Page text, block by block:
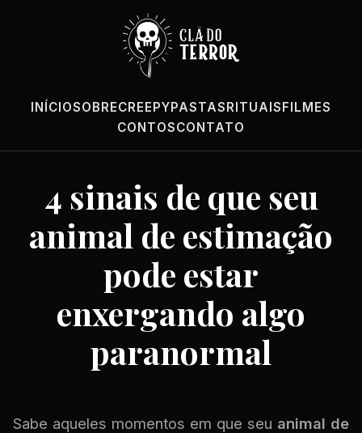
INÍCIOSOBRECREEPYPASTASRITUAISFILMES
CONTOSCONTATO
4 sinais de que seu
animal de estimação
pode estar
enxergando algo
paranormal
Sabe aqueles momentos em que seu animal de